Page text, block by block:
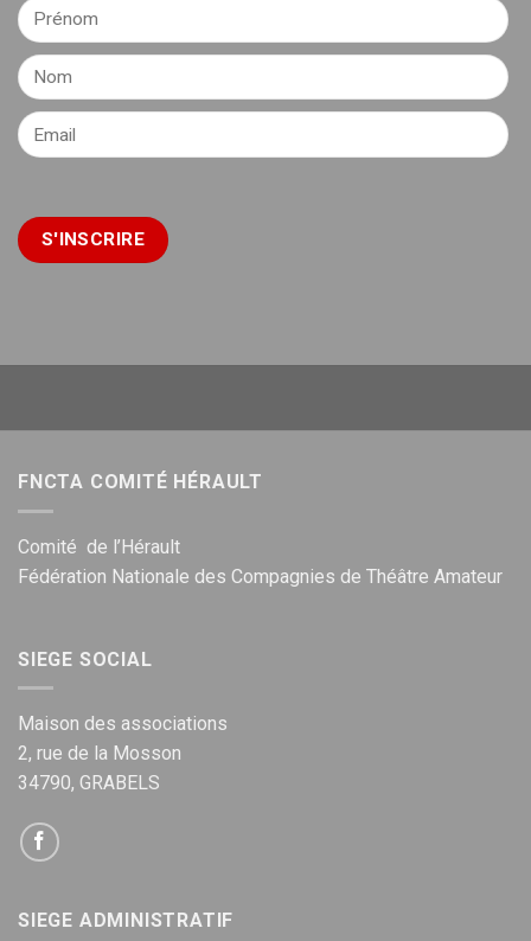
FNCTA COMITÉ HÉRAULT
Comité de l’Hérault
Fédération Nationale des Compagnies de Théâtre Amateur
SIEGE SOCIAL
Maison des associations
2, rue de la Mosson
34790, GRABELS
SIEGE ADMINISTRATIF